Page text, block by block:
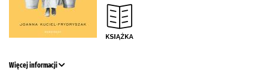
Więcej informacji